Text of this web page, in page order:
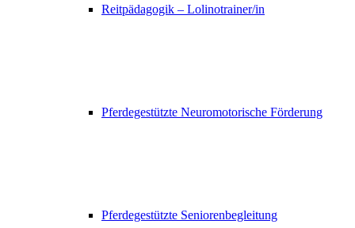
Reitpädagogik – Lolinotrainer/in
Pferdegestützte Neuromotorische Förderung
Pferdegestützte Seniorenbegleitung